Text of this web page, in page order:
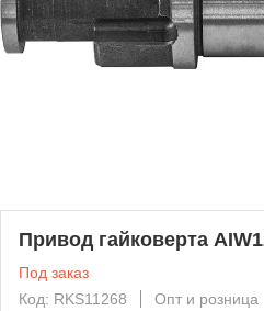
Привод гайковерта
Под заказ
Код: RKS11268
Опт и розница